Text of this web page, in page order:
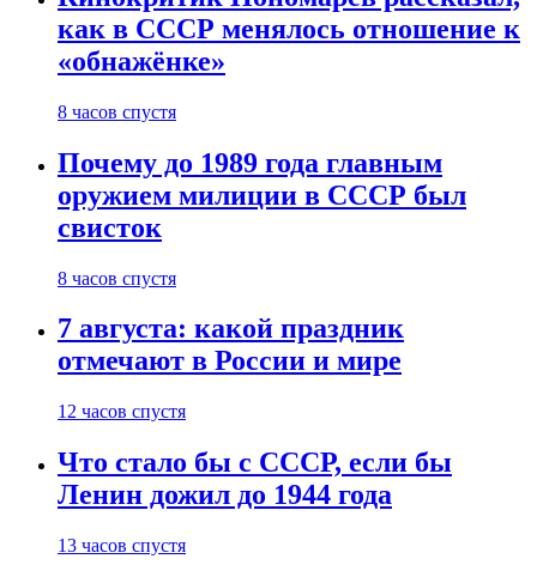
как в СССР менялось отношение к
«обнажёнке»
8 часов спустя
Почему до 1989 года главным
оружием милиции в СССР был
свисток
8 часов спустя
7 августа: какой праздник
отмечают в России и мире
12 часов спустя
Что стало бы с СССР, если бы
Ленин дожил до 1944 года
13 часов спустя